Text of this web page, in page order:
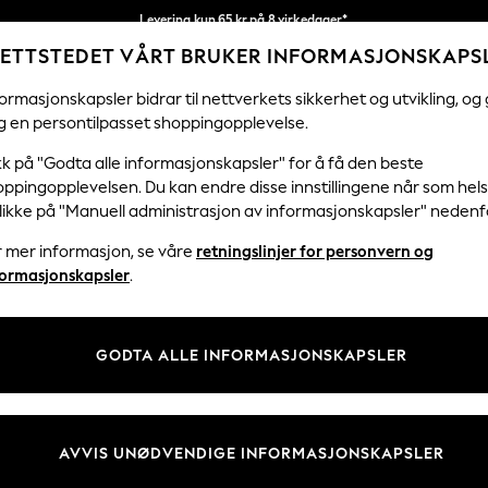
Levering kun 65 kr på 8 virkedager*
Vi betaler alle tollavgifter
KVINNER MENN FERIEBUTIKK
Våre sosiale nettverk
Juridisk Avdelinger
Jenter
Hjem
VÅRT BRUKER
bidrar til nettverkets sikkerhet og utvikling, og
en persontilpasset shoppingopplevelse.
på "Godta alle informasjonskapsler" for å få den beste
Du kan endre disse innstillingene når som
på "Manuell administrasjon av informasjonskapsler"
mer informasjon, se våre retningslinjer for personvern og
.
GODTA ALLE INFORMASJONSKAPSLER
AVVIS UNØDVENDIGE INFORMASJONSKAPSLER